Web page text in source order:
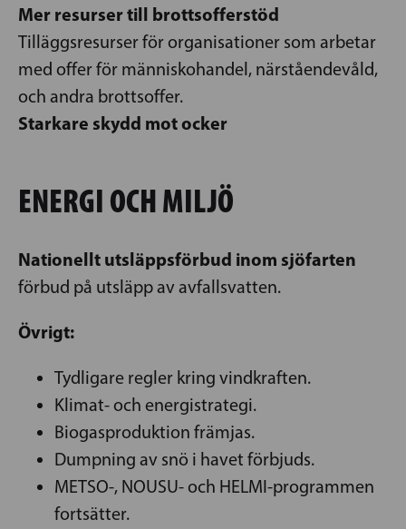
Mer resurser till brottsofferstöd
Tilläggsresurser för organisationer som arbetar
med offer för människohandel, närståendevåld,
och andra brottsoffer.
Starkare skydd mot ocker
ENERGI OCH MILJÖ
Nationellt utsläppsförbud inom sjöfarten
förbud på utsläpp av avfallsvatten.
Övrigt:
Tydligare regler kring vindkraften.
Klimat- och energistrategi.
Biogasproduktion främjas.
Dumpning av snö i havet förbjuds.
METSO-, NOUSU- och HELMI-programmen
fortsätter.